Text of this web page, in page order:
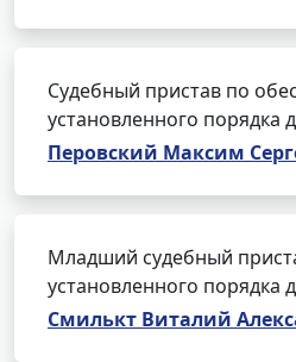
Судебный пристав по
установленного порядка
Перовский Максим
Младший судебный
установленного порядка
Смилькт Виталий